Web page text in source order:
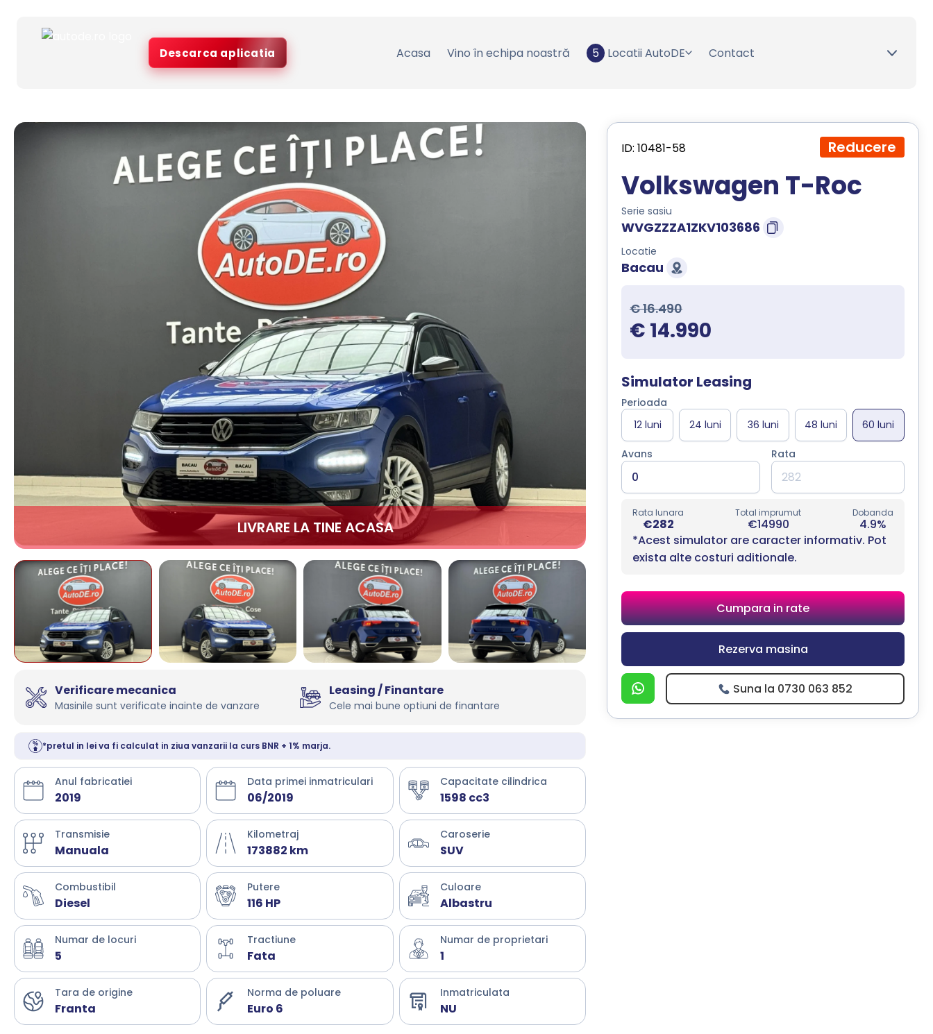
Descarca aplicatia Acasa Vino în echipa noastră 5 Locatii AutoDE Contact
LIVRARE LA TINE ACASA
Verificare mecanica
Masinile sunt verificate inainte de vanzare
Leasing / Finantare
Cele mai bune optiuni de finantare
*pretul in lei va fi calculat in ziua vanzarii la curs BNR + 1% marja.
Anul fabricatiei
2019
Data primei inmatriculari
06/2019
Capacitate cilindrica
1598 cc3
Transmisie
Manuala
Kilometraj
173882 km
Caroserie
SUV
Combustibil
Diesel
Putere
116 HP
Culoare
Albastru
Numar de locuri
5
Tractiune
Fata
Numar de proprietari
1
Tara de origine
Franta
Norma de poluare
Euro 6
Inmatriculata
NU
ID: 10481-58 Reducere
Volkswagen T-Roc
Serie sasiu
WVGZZZA1ZKV103686
Locatie
Bacau
€ 16.490
€ 14.990
Simulator Leasing
Perioada
Avans Rata
Rata lunara
€282
Total imprumut
€14990
Dobanda
4.9%
*Acest simulator are caracter informativ. Pot
exista alte costuri aditionale.
Cumpara in rate
Rezerva masina
Suna la 0730 063 852